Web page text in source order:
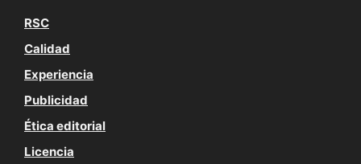
RSC
Calidad
Experiencia
Publicidad
Ética editorial
Licencia